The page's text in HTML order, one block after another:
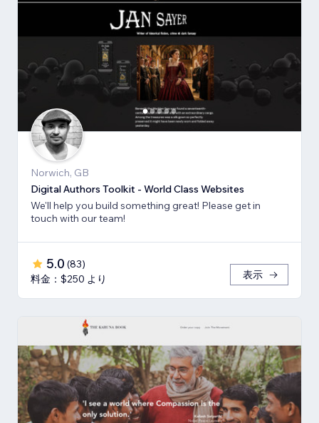
Norwich, GB
Digital Authors Toolkit - World Class Websites
We'll help you build something great! Please get in
touch with our team!
5.0 (83)
料金：$250 より
表示